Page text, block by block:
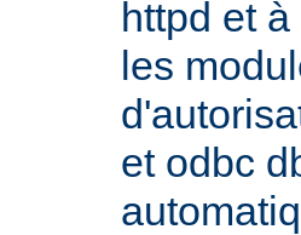
httpd et
les
et odbc